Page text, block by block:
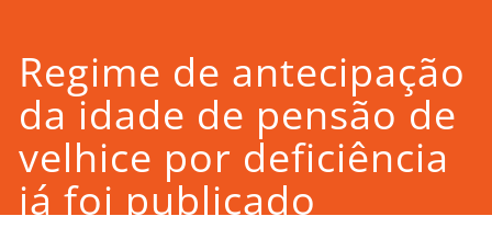
Regime de antecipação
da idade de pensão de
velhice por deficiência
já foi publicado